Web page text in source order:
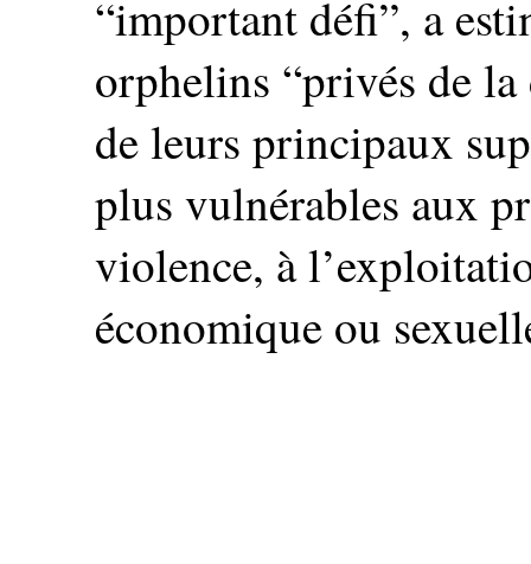
“important défi”, a
orphelins “privés de
de leurs principaux
plus vulnérables aux
violence, à
économique ou